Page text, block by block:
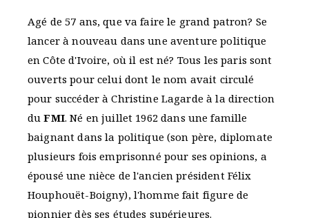
Agé de 57 ans, que va faire le grand patron? Se
lancer à nouveau dans une aventure politique
en Côte d'Ivoire, où il est né? Tous les paris sont
ouverts pour celui dont le nom avait circulé
pour succéder à Christine Lagarde à la direction
duFMI. Né en juillet 1962 dans une famille
baignant dans la politique (son père, diplomate
plusieurs fois emprisonné pour ses opinions, a
épousé une nièce de l'ancien président Félix
Houphouët-Boigny), l'homme fait figure de
pionnier dès ses études supérieures.